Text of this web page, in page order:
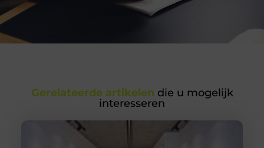
Gerelateerde artikelen die u mogelijk
interesseren